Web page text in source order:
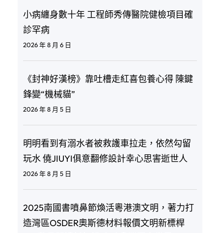
小病纏身數十年 工程師秀傳醫院健檢項目確
診罕病
2026 年 8 月 6 日
《封神好漢榜》靠吐槽走紅喜包養心得 陳鍵
鋒變“機械貓”
2026 年 8 月 5 日
明明看到有溺水者被救護車拉走，依然勾留
玩水 僥JIUYI俱意翻修設計幸心思害逝世人
2026 年 8 月 5 日
2025南國書噴鼻節煥活粵港澳文明，著力打
造灣區OSDER奧斯德材料報價文明新標桿